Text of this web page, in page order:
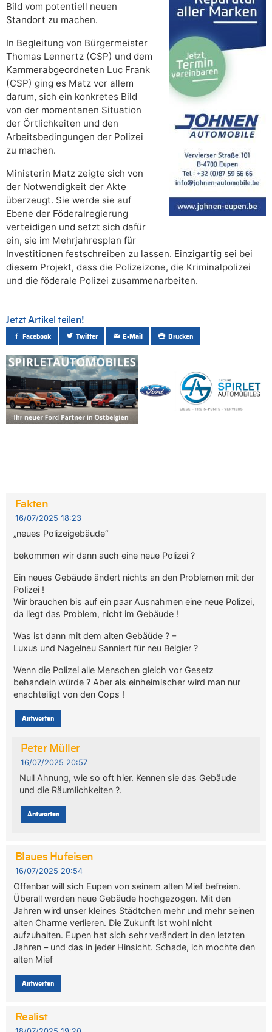
Bild vom potentiell neuen
Standort zu machen.
In Begleitung von Bürgermeister
Thomas Lennertz (CSP) und dem
Kammerabgeordneten Luc Frank
(CSP) ging es Matz vor allem
darum, sich ein konkretes Bild
von der momentanen Situation
der Örtlichkeiten und den
Arbeitsbedingungen der Polizei
zu machen.
Ministerin Matz zeigte sich von
der Notwendigkeit der Akte
überzeugt. Sie werde sie auf
Ebene der Föderalregierung
verteidigen und setzt sich dafür
ein, sie im Mehrjahresplan für
Investitionen festschreiben zu lassen. Einzigartig sei bei
diesem Projekt, dass die Polizeizone, die Kriminalpolizei
und die föderale Polizei zusammenarbeiten.
Jetzt Artikel teilen!
Facebook Twitter E-Mail Drucken
Fakten
16/07/2025 18:23
„neues Polizeigebäude“
bekommen wir dann auch eine neue Polizei ?
Ein neues Gebäude ändert nichts an den Problemen mit der
Polizei !
Wir brauchen bis auf ein paar Ausnahmen eine neue Polizei,
da liegt das Problem, nicht im Gebäude !
Was ist dann mit dem alten Gebäüde ? –
Luxus und Nagelneu Sanniert für neu Belgier ?
Wenn die Polizei alle Menschen gleich vor Gesetz
behandeln würde ? Aber als einheimischer wird man nur
enachteiligt von den Cops !
Antworten
Peter Müller
16/07/2025 20:57
Null Ahnung, wie so oft hier. Kennen sie das Gebäude
und die Räumlichkeiten ?.
Antworten
Blaues Hufeisen
16/07/2025 20:54
Offenbar will sich Eupen von seinem alten Mief befreien.
Überall werden neue Gebäude hochgezogen. Mit den
Jahren wird unser kleines Städtchen mehr und mehr seinen
alten Charme verlieren. Die Zukunft ist wohl nicht
aufzuhalten. Eupen hat sich sehr verändert in den letzten
Jahren – und das in jeder Hinsicht. Schade, ich mochte den
alten Mief
Antworten
Realist